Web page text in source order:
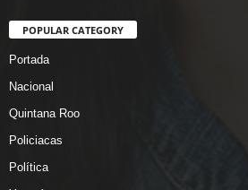
POPULAR CATEGORY
Portada
Nacional
Quintana Roo
Policiacas
Política